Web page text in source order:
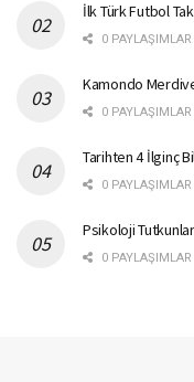
İlk Türk Futbol
0 PAYLAŞIMLAR
Kamondo
0 PAYLAŞIMLAR
Tarihten 4 İlginç
0 PAYLAŞIMLAR
Psikoloji
0 PAYLAŞIMLAR